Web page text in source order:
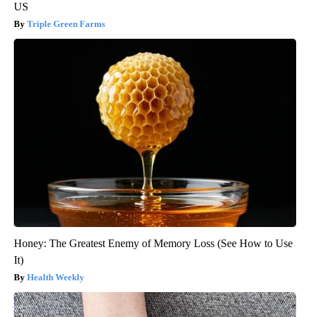
US
Triple Green Farms
Honey: The Greatest Enemy of Memory Loss (See How to Use
It)
Health Weekly